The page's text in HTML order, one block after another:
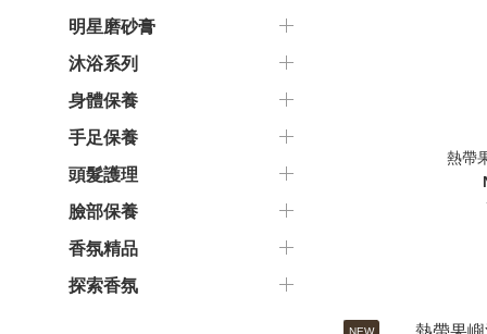
明星磨砂膏
沐浴系列
身體保養
手足保養
頭髮護理
臉部保養
香氛精品
探索香氛
熱帶
NEW